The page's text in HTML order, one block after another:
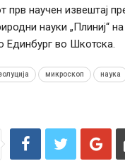
прв научен извештај
науки „Плиниј“ на
Единбург во Шкотска.
микроскоп наука